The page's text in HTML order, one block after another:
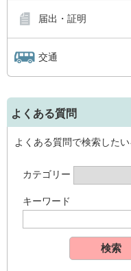
届出・証明
交通
よくある質問
よくある質問で検索した
カテゴリー
キーワード